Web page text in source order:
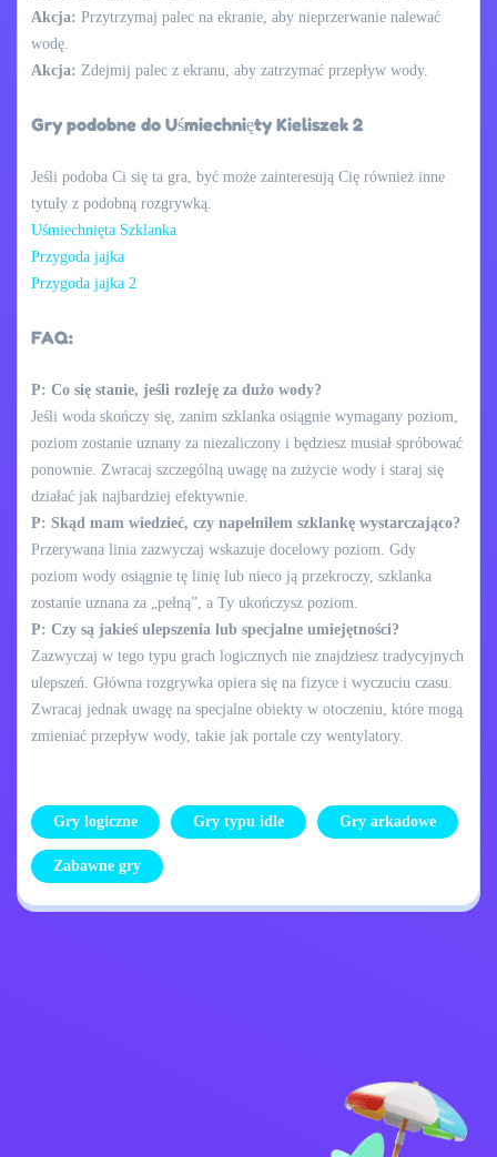
Akcja: Przytrzymaj palec na ekranie, aby nieprzerwanie nalewać
wodę.
Akcja: Zdejmij palec z ekranu, aby zatrzymać przepływ wody.
Gry podobne do Uśmiechnięty Kieliszek 2
Jeśli podoba Ci się ta gra, być może zainteresują Cię również inne
tytuły z podobną rozgrywką.
Uśmiechnięta Szklanka
Przygoda jajka
Przygoda jajka 2
FAQ:
P: Co się stanie, jeśli rozleję za dużo wody?
Jeśli woda skończy się, zanim szklanka osiągnie wymagany poziom,
poziom zostanie uznany za niezaliczony i będziesz musiał spróbować
ponownie. Zwracaj szczególną uwagę na zużycie wody i staraj się
działać jak najbardziej efektywnie.
P: Skąd mam wiedzieć, czy napełniłem szklankę wystarczająco?
Przerywana linia zazwyczaj wskazuje docelowy poziom. Gdy
poziom wody osiągnie tę linię lub nieco ją przekroczy, szklanka
zostanie uznana za „pełną”, a Ty ukończysz poziom.
P: Czy są jakieś ulepszenia lub specjalne umiejętności?
Zazwyczaj w tego typu grach logicznych nie znajdziesz tradycyjnych
ulepszeń. Główna rozgrywka opiera się na fizyce i wyczuciu czasu.
Zwracaj jednak uwagę na specjalne obiekty w otoczeniu, które mogą
zmieniać przepływ wody, takie jak portale czy wentylatory.
Gry logiczne Gry typu idle Gry arkadowe
Zabawne gry